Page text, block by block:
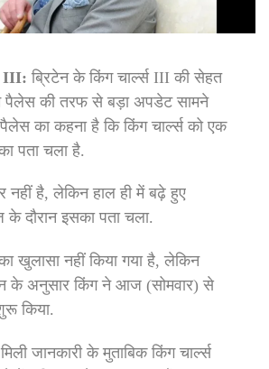
III: ब्रिटेन के किंग चार्ल्स III की सेहत
पैलेस की तरफ से बड़ा अपडेट सामने
का कहना है कि किंग चार्ल्स को एक
पता चला है.
नहीं है, लेकिन हाल ही में बढ़े हुए
दौरान इसका पता चला.
खुलासा नहीं किया गया है, लेकिन
के अनुसार किंग ने आज (सोमवार) से
किया.
जानकारी के मुताबिक किंग चार्ल्स